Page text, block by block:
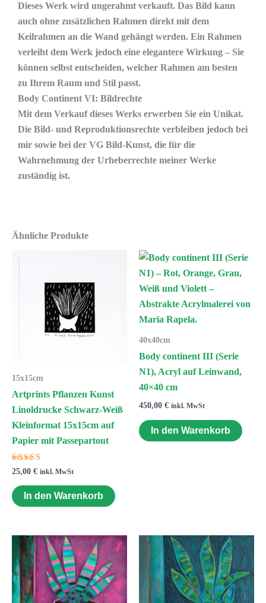
Dieses Werk wird ungerahmt verkauft. Das Bild kann
auch ohne zusätzlichen Rahmen direkt mit dem
Keilrahmen an die Wand gehängt werden. Ein Rahmen
verleiht dem Werk jedoch eine elegantere Wirkung – Sie
können selbst entscheiden, welcher Rahmen am besten
zu Ihrem Raum und Stil passt.
Body Continent VI: Bildrechte
Mit dem Verkauf dieses Werks erwerben Sie ein Unikat.
Die Bild- und Reproduktionsrechte verbleiben jedoch bei
mir sowie bei der VG Bild-Kunst, die für die
Wahrnehmung der Urheberrechte meiner Werke
zuständig ist.
Ähnliche Produkte
15x15cm
Artprints Pflanzen Kunst
Linoldrucke Schwarz-Weiß
Kleinformat 15x15cm auf
Papier mit Passepartout
Bewertet
mit
5.00
von 5
25,00 € inkl. MwSt
In den Warenkorb
40x40cm
Body continent III (Serie
N1), Acryl auf Leinwand,
40×40 cm
450,00 € inkl. MwSt
In den Warenkorb